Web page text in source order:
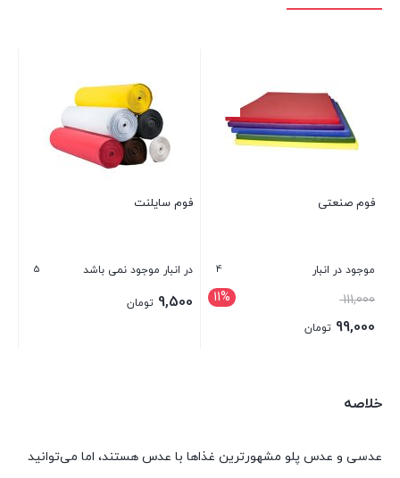
فوم صنعتی
موجود در انبار 4
11% 111,000قیمت
اصلی:99,000 تومان
99,000 تومان.
فوم سایلنت
در انبار موجود نمی باشد 5
9,500 تومان
خلاصه
عدسی و عدس پلو مشهورترین غذاها با عدس هستند، اما می‌توانید